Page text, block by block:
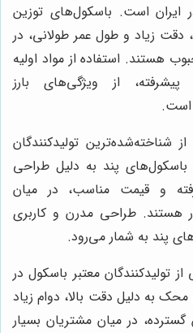
ایران است. باسکول‌های توزین
دقت زیاد و طول عمر طولانی، در
هستند. استفاده از مواد اولیه
از ویژگی‌های بارز
است.
شناخته‌شده‌ترین تولیدکنندگان
پند به دلیل طراحی
و قیمت مناسب، در میان
هستند. طراحی مدرن و کاربری
پند به شمار می‌رود.
تولیدکنندگان معتبر باسکول در
به دلیل دقت بالا، دوام زیاد
در میان مشتریان بسیار